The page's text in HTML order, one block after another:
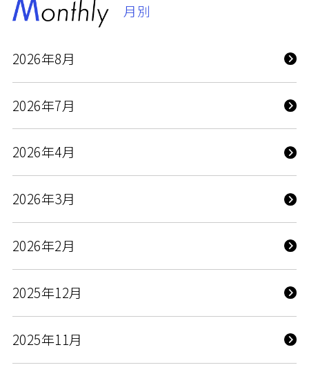
月別
2026年8月
2026年7月
2026年4月
2026年3月
2026年2月
2025年12月
2025年11月